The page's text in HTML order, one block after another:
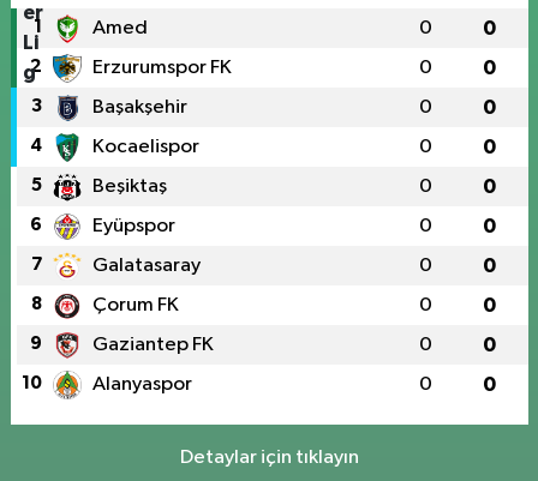
1 Amed 0 0
2 Erzurumspor FK 0 0
3 Başakşehir 0 0
4 Kocaelispor 0 0
5 Beşiktaş 0 0
6 Eyüpspor 0 0
7 Galatasaray 0 0
8 Çorum FK 0 0
9 Gaziantep FK 0 0
10 Alanyaspor 0 0
Detaylar için tıklayın